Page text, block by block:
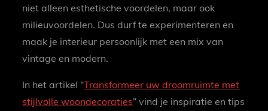
niet alleen esthetische voordelen, maar ook
milieuvoordelen. Dus durf te experimenteren en
maak je interieur persoonlijk met een mix van
vintage en modern.
In het artikel “Transformeer uw droomruimte met
stijlvolle woondecoraties” vind je inspiratie en tips